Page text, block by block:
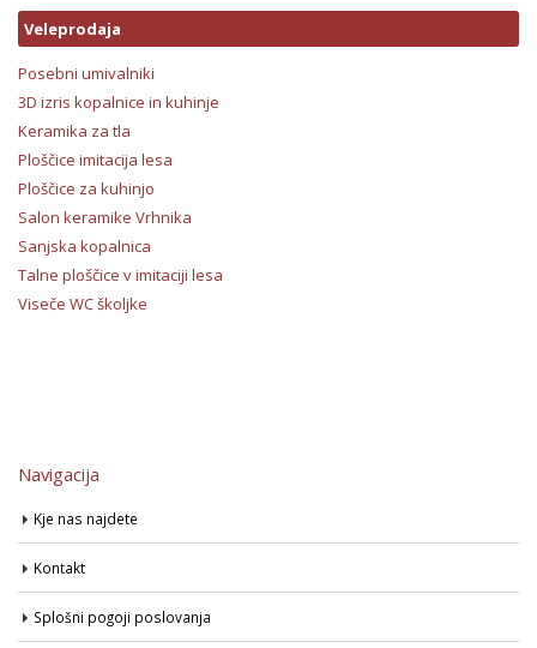
Veleprodaja
Posebni umivalniki
3D izris kopalnice in kuhinje
Keramika za tla
Ploščice imitacija lesa
Ploščice za kuhinjo
Salon keramike Vrhnika
Sanjska kopalnica
Talne ploščice v imitaciji lesa
Viseče WC školjke
Navigacija
Kje nas najdete
Kontakt
Splošni pogoji poslovanja